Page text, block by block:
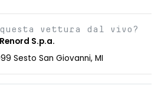
vettura dal vivo?
Renord S.p.a.
Sesto San Giovanni, MI